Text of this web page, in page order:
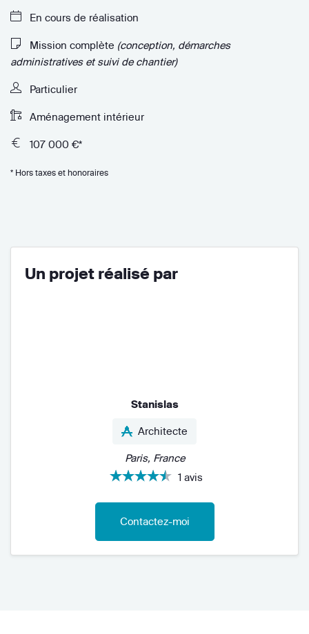
En cours de réalisation
Mission complète (conception, démarches
administratives et suivi de chantier)
Particulier
Aménagement intérieur
107 000 €*
* Hors taxes et honoraires
Un projet réalisé par
Stanislas
Architecte
Paris, France
1 avis
Contactez-moi